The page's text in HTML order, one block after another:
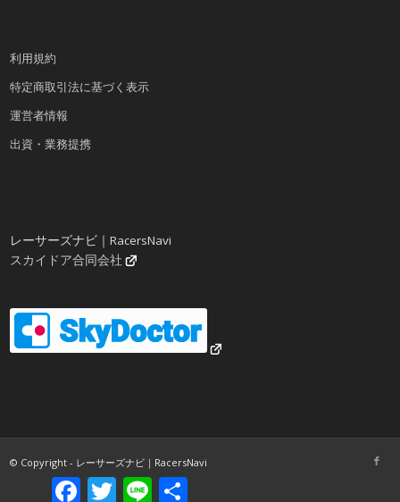
利用規約
特定商取引法に基づく表示
運営者情報
出資・業務提携
レーサーズナビ｜RacersNavi
スカイドア合同会社
© Copyright - レーサーズナビ｜RacersNavi
FacebookTwitterLine